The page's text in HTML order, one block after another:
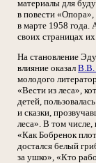
материалы для
в повести
в марте 1958 года.
своих страницах
На становление
влияние оказал В.В.
молодого
«Вести из леса»,
детей,
и сказки,
леса». В том
«Как Бобренок
достался белый
за ушко», «Кто